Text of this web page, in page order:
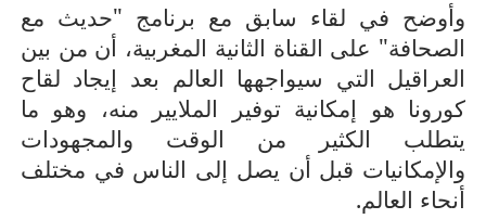
وأوضح في لقاء سابق مع برنامج "حديث مع
الصحافة" على القناة الثانية المغربية، أن من بين
العراقيل التي سيواجهها العالم بعد إيجاد لقاح
كورونا هو إمكانية توفير الملايير منه، وهو ما
يتطلب الكثير من الوقت والمجهودات
والإمكانيات قبل أن يصل إلى الناس في مختلف
أنحاء العالم.